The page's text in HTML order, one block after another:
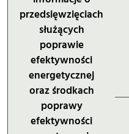
przedsięwzięciach
służących
poprawie
efektywności
energetycznej
oraz środkach
poprawy
efektywności